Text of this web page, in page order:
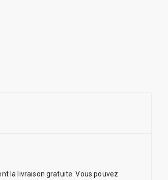
la livraison gratuite. Vous pouvez